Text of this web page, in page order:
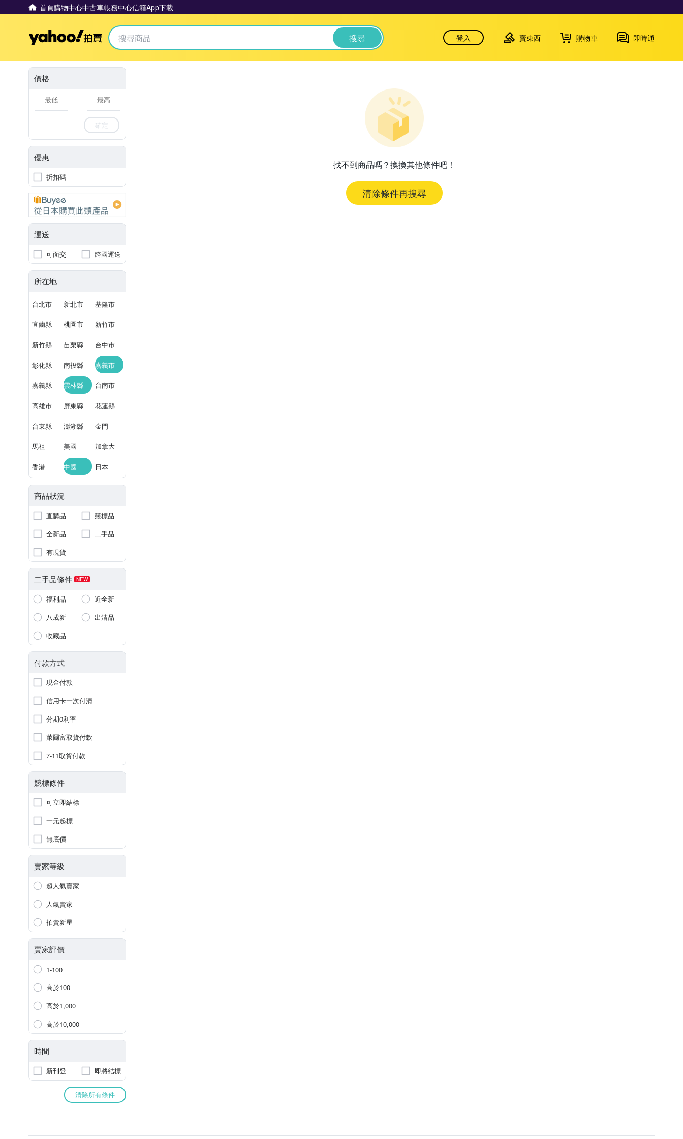
首頁購物中心中古車帳務中心信箱App下載
Yahoo拍賣 搜尋 登入 賣東西 購物車 即時通
價格
-
確定
優惠
折扣碼
運送
可面交 跨國運送
所在地
台北市 新北市 基隆市
宜蘭縣 桃園市 新竹市
新竹縣 苗栗縣 台中市
彰化縣 南投縣 嘉義市
嘉義縣 雲林縣 台南市
高雄市 屏東縣 花蓮縣
台東縣 澎湖縣 金門
馬祖 美國 加拿大
香港 中國 日本
商品狀況
直購品
競標品
全新品
二手品
有現貨
二手品條件 NEW
福利品
近全新
八成新
出清品
收藏品
付款方式
現金付款
信用卡一次付清
分期0利率
萊爾富取貨付款
7-11取貨付款
競標條件
可立即結標
一元起標
無底價
賣家等級
超人氣賣家
人氣賣家
拍賣新星
賣家評價
1-100
高於100
高於1,000
高於10,000
時間
新刊登 即將結標
清除所有條件
找不到商品嗎？換換其他條件吧！
清除條件再搜尋